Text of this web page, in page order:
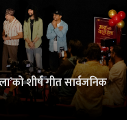
शीर्ष गीत सार्वजनिक